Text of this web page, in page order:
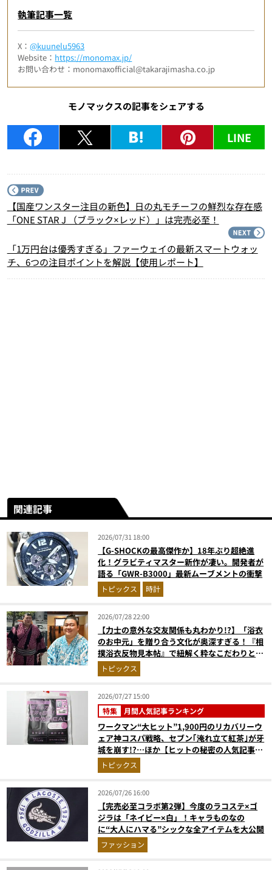
執筆記事一覧
X：@kuunelu5963
Website： https://monomax.jp/
お問い合わせ：monomaxofficial@takarajimasha.co.jp
モノマックスの記事をシェアする
LINE
【国産ワンスター注目の新色】日の丸モチーフの鮮烈な存在感
「ONE STAR J （ブラック×レッド）」は完売必至！
「1万円台は優秀すぎる」ファーウェイの最新スマートウォッ
チ、6つの注目ポイントを解説【使用レポート】
関連記事
2026/07/31 18:00
【G-SHOCKの最高傑作か】18年ぶり超絶進
化！グラビティマスター新作が凄い。開発者が
語る「GWR-B3000」最新ムーブメントの衝撃
トピックス 時計
2026/07/28 22:00
【力士の意外な交友関係も丸わかり!?】「浴衣
のお中元」を贈り合う文化が奥深すぎる！『相
撲浴衣反物見本帖』で紐解く粋なこだわりとと
っておきの1着
トピックス
2026/07/27 15:00
特集 月間人気記事ランキング
ワークマン“大ヒット”1,900円のリカバリーウ
ェア神コスパ戦略、セブン｢淹れ立て紅茶｣が牙
城を崩す!?…ほか【ヒットの秘密の人気記事ラ
ンキングベスト3】（2026年6月版）
トピックス
2026/07/26 16:00
【完売必至コラボ第2弾】今度のラコステ×ゴ
ジラは「ネイビー×白」！キャラものなの
に“大人にハマる”シックな全アイテムを大公開
ファッション